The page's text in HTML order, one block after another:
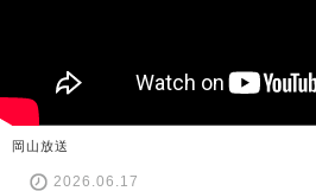
岡山放送
2026.06.17